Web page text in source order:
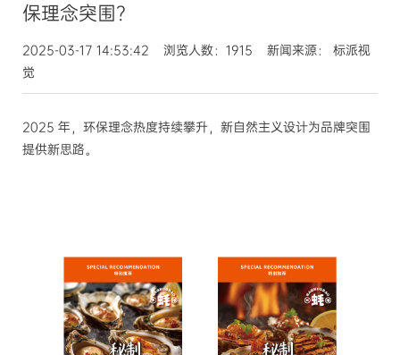
保理念突围？
2025-03-17 14:53:42 浏览人数：1915 新闻来源： 标派视
觉
2025 年，环保理念热度持续攀升，新自然主义设计为品牌突围
提供新思路。